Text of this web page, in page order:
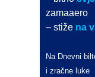
zamaaero
– stiže na
Na Dnevni
i zračne luke